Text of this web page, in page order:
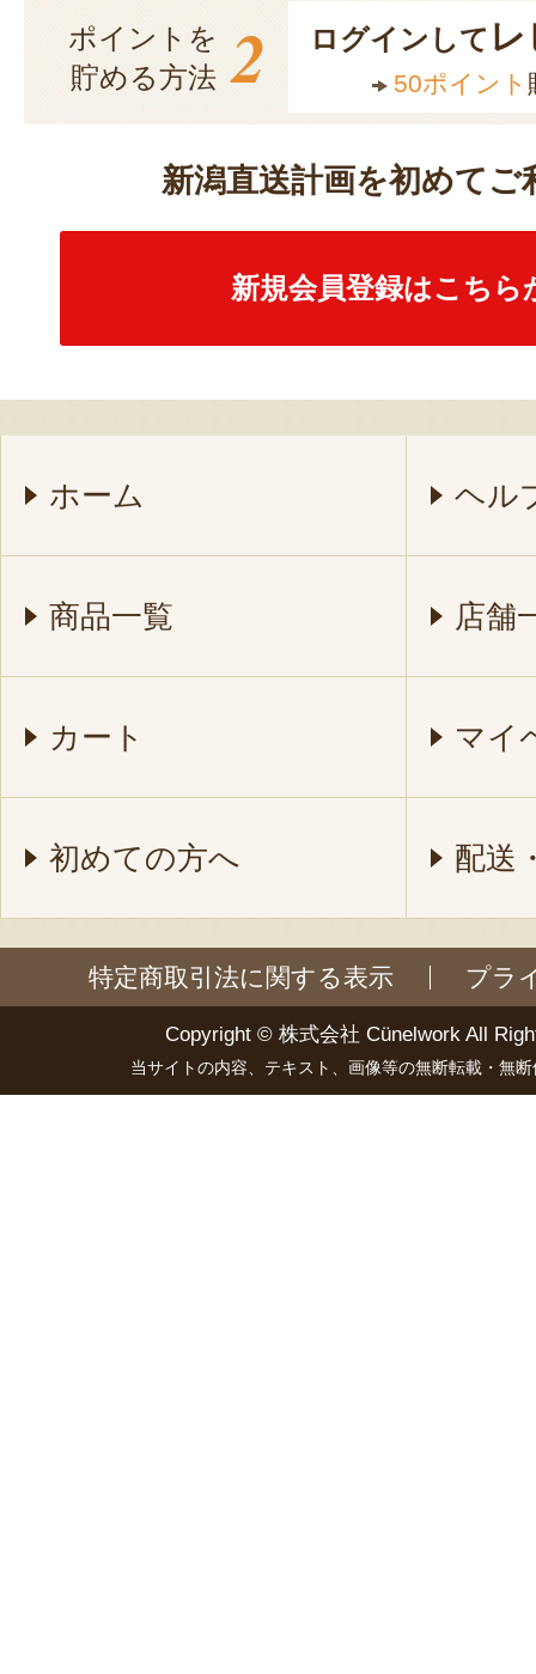
ポイントを
貯める方法 2 ログインして
50ポイント
新潟直送計画を初めてご
新規会員登録はこちら
ホーム ヘル
商品一覧 店舗
カート マイ
初めての方へ 配送
特定商取引法に関する表示 プラ
Copyright © 株式会社 Cünelwork All
当サイトの内容、テキスト、画像等の無断転載・無